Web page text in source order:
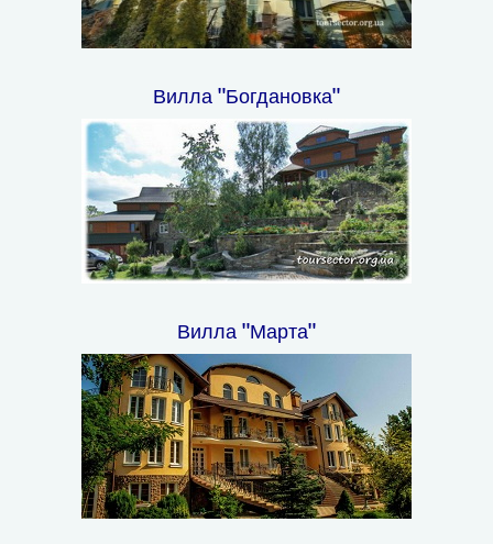
Вилла "Богдановка"
Вилла "Марта"